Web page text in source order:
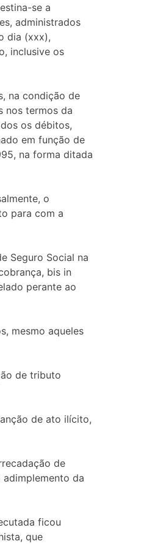
se a
administrados
dia (xxx),
inclusive os
na condição de
nos termos da
os débitos,
em função de
na forma ditada
o
para com a
Seguro Social na
bis in
perante ao
mesmo aqueles
de tributo
de ato ilícito,
de
da
ficou
que